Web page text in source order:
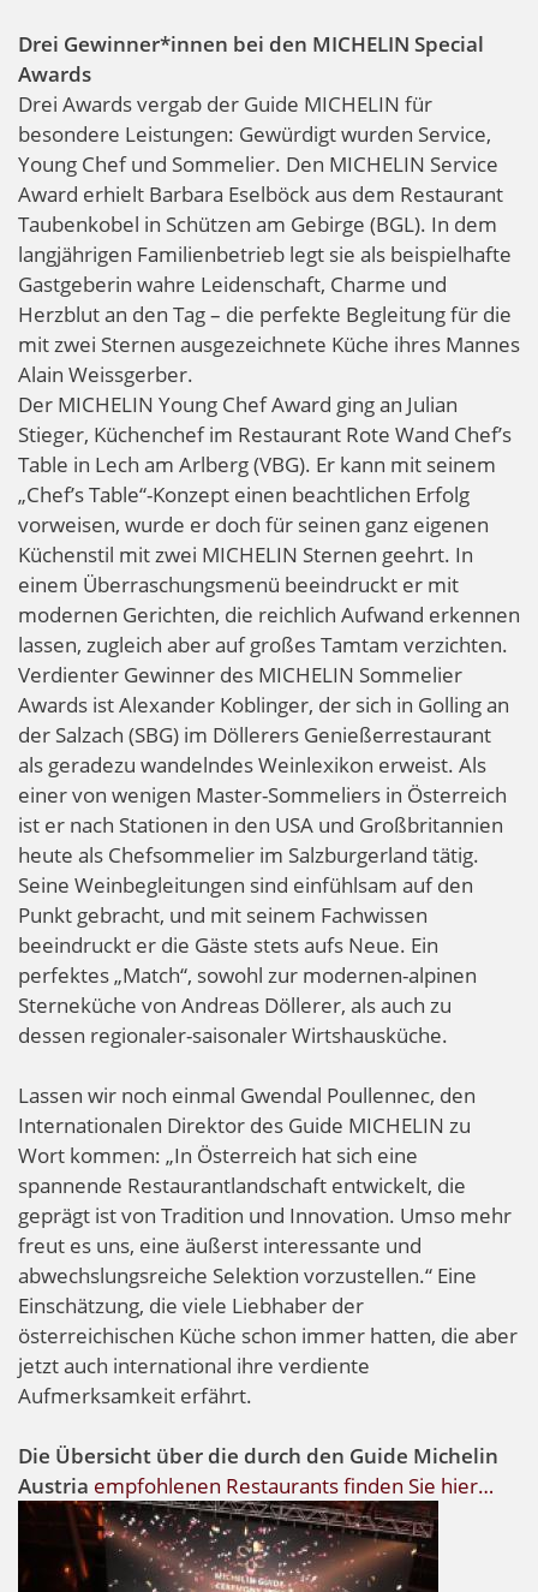
Drei Gewinner*innen bei den MICHELIN Special
Awards
Drei Awards vergab der Guide MICHELIN für
besondere Leistungen: Gewürdigt wurden Service,
Young Chef und Sommelier. Den MICHELIN Service
Award erhielt Barbara Eselböck aus dem Restaurant
Taubenkobel in Schützen am Gebirge (BGL). In dem
langjährigen Familienbetrieb legt sie als beispielhafte
Gastgeberin wahre Leidenschaft, Charme und
Herzblut an den Tag – die perfekte Begleitung für die
mit zwei Sternen ausgezeichnete Küche ihres Mannes
Alain Weissgerber.
Der MICHELIN Young Chef Award ging an Julian
Stieger, Küchenchef im Restaurant Rote Wand Chef’s
Table in Lech am Arlberg (VBG). Er kann mit seinem
„Chef’s Table“-Konzept einen beachtlichen Erfolg
vorweisen, wurde er doch für seinen ganz eigenen
Küchenstil mit zwei MICHELIN Sternen geehrt. In
einem Überraschungsmenü beeindruckt er mit
modernen Gerichten, die reichlich Aufwand erkennen
lassen, zugleich aber auf großes Tamtam verzichten.
Verdienter Gewinner des MICHELIN Sommelier
Awards ist Alexander Koblinger, der sich in Golling an
der Salzach (SBG) im Döllerers Genießerrestaurant
als geradezu wandelndes Weinlexikon erweist. Als
einer von wenigen Master-Sommeliers in Österreich
ist er nach Stationen in den USA und Großbritannien
heute als Chefsommelier im Salzburgerland tätig.
Seine Weinbegleitungen sind einfühlsam auf den
Punkt gebracht, und mit seinem Fachwissen
beeindruckt er die Gäste stets aufs Neue. Ein
perfektes „Match“, sowohl zur modernen-alpinen
Sterneküche von Andreas Döllerer, als auch zu
dessen regionaler-saisonaler Wirtshausküche.
Lassen wir noch einmal Gwendal Poullennec, den
Internationalen Direktor des Guide MICHELIN zu
Wort kommen: „In Österreich hat sich eine
spannende Restaurantlandschaft entwickelt, die
geprägt ist von Tradition und Innovation. Umso mehr
freut es uns, eine äußerst interessante und
abwechslungsreiche Selektion vorzustellen.“ Eine
Einschätzung, die viele Liebhaber der
österreichischen Küche schon immer hatten, die aber
jetzt auch international ihre verdiente
Aufmerksamkeit erfährt.
Die Übersicht über die durch den Guide Michelin
Austria empfohlenen Restaurants finden Sie hier…